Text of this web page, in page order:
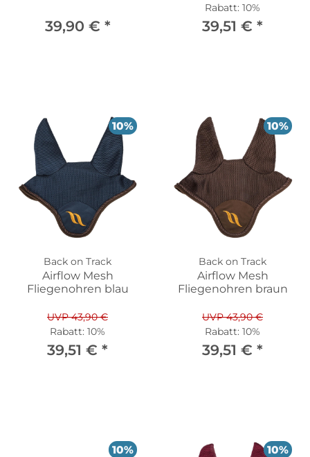
39,90 € *
Rabatt: 10%
39,51 € *
10%
Back on Track
Airflow Mesh
Fliegenohren blau
UVP 43,90 €
Rabatt: 10%
39,51 € *
10%
Back on Track
Airflow Mesh
Fliegenohren braun
UVP 43,90 €
Rabatt: 10%
39,51 € *
10% 10%